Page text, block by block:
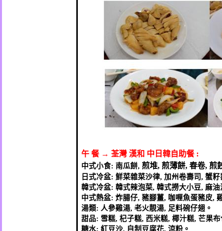
午 餐 → 荃灣 漢和 中日韓自助餐 :
中式小食: 南瓜餅, 煎堆, 煎薄餅, 春卷, 煎
日式冷盆: 鮮菜雜菜沙律, 加州卷壽司 , 蟹籽
韓式冷盆: 韓式辣泡菜, 韓式撈大小豆, 麻油
中式熱盆: 炸腸仔, 豬腳薑, 咖喱魚蛋豬皮,
湯類: 人參雞湯, 老火靚湯, 足料碗仔翅。
甜品: 雪糕, 杞子糕, 西米糕, 椰汁糕, 芒果布
糖水: 紅豆沙, 自制豆腐花, 涼粉。